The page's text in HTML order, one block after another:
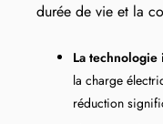
durée de vie et la
La
la charge
réduction